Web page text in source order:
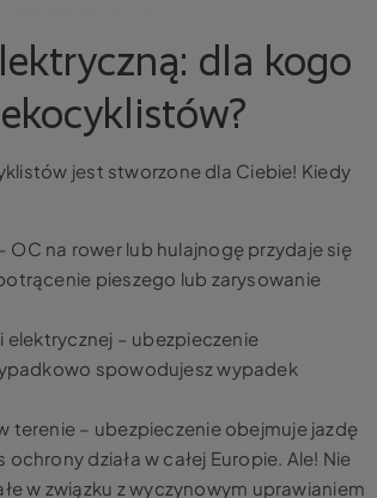
dla kogo
jest stworzone dla Ciebie! Kiedy
na rower lub hulajnogę przydaje się
pieszego lub zarysowanie
– ubezpieczenie
spowodujesz wypadek
terenie – ubezpieczenie obejmuje jazdę
działa w całej Europie. Ale! Nie
w związku z wyczynowym uprawianiem